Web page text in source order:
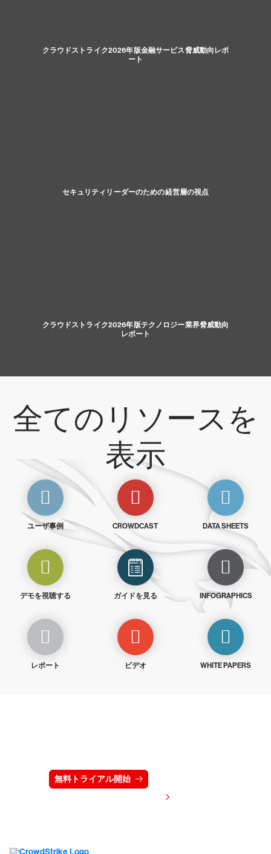
クラウドストライク2026年版金融サービス脅威動向レポ
ート
セキュリティリーダーのための経営層の視点
クラウドストライク2026年版テクノロジー業界脅威動向
レポート
全てのリソースを
表示
ユーザ事例 CROWDCAST DATA SHEETS
デモを視聴する ガイドを見る INFOGRAPHICS
レポート ビデオ WHITE PAPERS
無料トライアル開始